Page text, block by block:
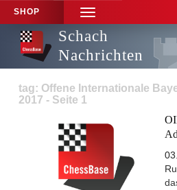
SHOP
TOGGLE
NAVIGATION
Schach
Nachrichten
tag: Offene Internationale
2017 - Seite 1